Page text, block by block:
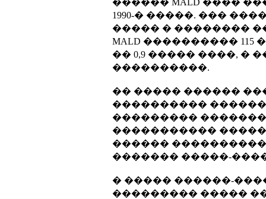
������ MALD ����
1990-� �����. ���
����� � ��������
MALD ����������
�� 0,9 ����� ����, �
����������.
�� ����� ������
����������
���������
�����������
������
������� �����-
� ����� ������-
��������� �����